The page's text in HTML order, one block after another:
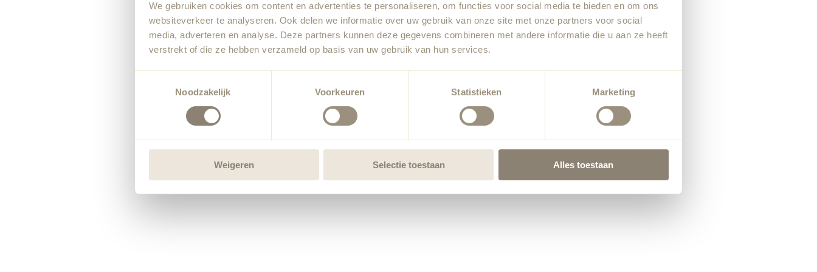
We gebruiken cookies om content en advertenties te personaliseren, om functies voor social media te bieden en om ons
websiteverkeer te analyseren. Ook delen we informatie over uw gebruik van onze site met onze partners voor social
media, adverteren en analyse. Deze partners kunnen deze gegevens combineren met andere informatie die u aan ze heeft
verstrekt of die ze hebben verzameld op basis van uw gebruik van hun services.
Noodzakelijk
Voorkeuren Statistieken Marketing
Weigeren Selectie toestaan Alles toestaan